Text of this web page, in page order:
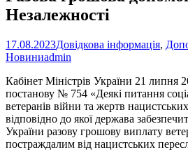
Незалежності
17.08.2023Довідкова інформація,
Новиниadmin
Кабінет Міністрів України 21 липня
постанову № 754 «Деякі питання
ветеранів війни та жертв
відповідно до якої держава
України разову грошову виплату
постраждалим від нацистських